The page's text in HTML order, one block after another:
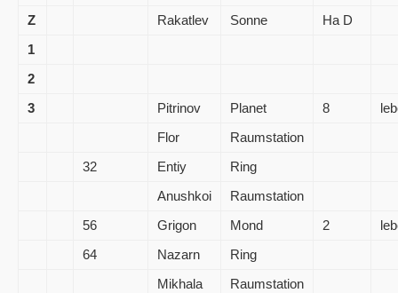
Z
Rakatlev Sonne
Ha D
1
2
3
Pitrinov Planet 8
Flor
Raumstation
32
Entiy
Ring
Anushkoi
Raumstation
56
Grigon Mond 2
64
Nazarn
Ring
Mikhala
Raumstation